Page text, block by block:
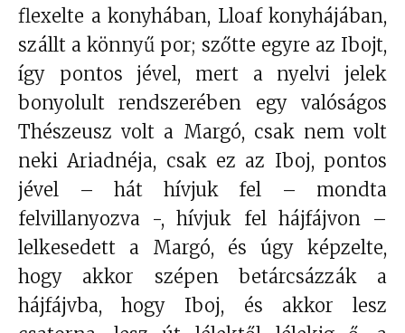
flexelte a konyhában, Lloaf konyhájában,
szállt a könnyű por; szőtte egyre az Ibojt,
így pontos jével, mert a nyelvi jelek
bonyolult rendszerében egy valóságos
Thészeusz volt a Margó, csak nem volt
neki Ariadnéja, csak ez az Iboj, pontos
jével – hát hívjuk fel – mondta
felvillanyozva -, hívjuk fel hájfájvon –
lelkesedett a Margó, és úgy képzelte,
hogy akkor szépen betárcsázzák a
hájfájvba, hogy Iboj, és akkor lesz